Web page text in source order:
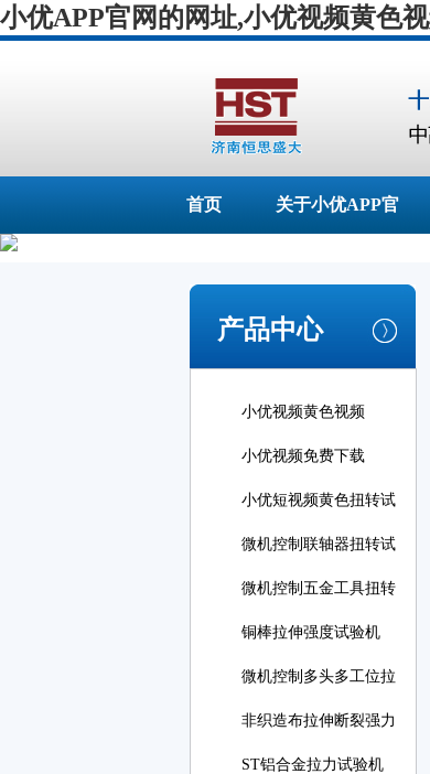
小优APP官网的网址,小优视频黄色
首页 关于小优APP官
产品中心
小优视频黄色视频
小优视频免费下载
小优短视频黄色扭转试
微机控制联轴器扭转试
微机控制五金工具扭转
铜棒拉伸强度试验机
微机控制多头多工位拉
非织造布拉伸断裂强力
ST铝合金拉力试验机